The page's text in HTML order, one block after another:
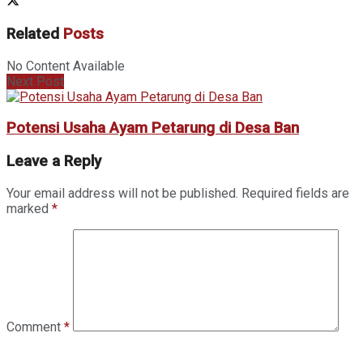
Related Posts
No Content Available
Next Post
Potensi Usaha Ayam Petarung di Desa Ban
Leave a Reply
Your email address will not be published. Required fields are
marked *
Comment *